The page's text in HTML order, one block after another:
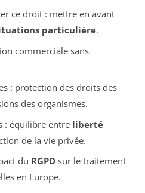
ce droit : mettre en avant
particulière.
commerciale sans
: protection des droits des
des organismes.
: équilibre entre liberté
de la vie privée.
du RGPDsur le traitement
en Europe.